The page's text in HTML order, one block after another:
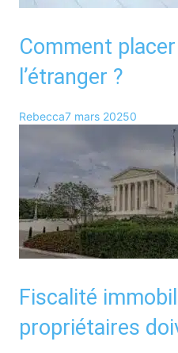
Comment
l’étranger ?
Rebecca7 mars 20250
Fiscalité
propriétaires